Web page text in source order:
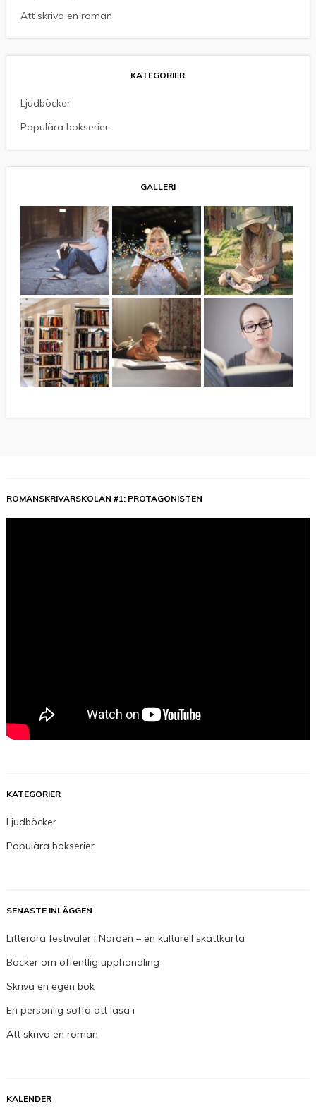
Att skriva en roman
KATEGORIER
Ljudböcker
Populära bokserier
GALLERI
ROMANSKRIVARSKOLAN #1: PROTAGONISTEN
KATEGORIER
Ljudböcker
Populära bokserier
SENASTE INLÄGGEN
Litterära festivaler i Norden – en kulturell skattkarta
Böcker om offentlig upphandling
Skriva en egen bok
En personlig soffa att läsa i
Att skriva en roman
KALENDER